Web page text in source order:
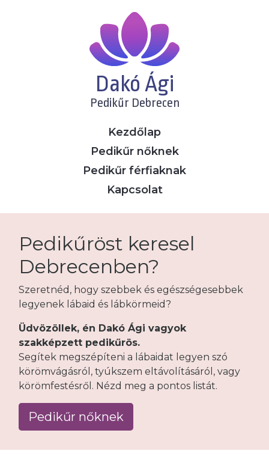
Dakó Ági
Pedikűr Debrecen
Kezdőlap
Pedikűr nőknek
Pedikűr férfiaknak
Kapcsolat
Pedikűröst keresel
Debrecenben?
Szeretnéd, hogy szebbek és egészségesebbek
legyenek lábaid és lábkörmeid?
Üdvözöllek, én Dakó Ági vagyok
szakképzett pedikűrös.
Segítek megszépíteni a lábaidat legyen szó
körömvágásról, tyúkszem eltávolításáról, vagy
körömfestésről. Nézd meg a pontos listát.
Pedikűr nőknek